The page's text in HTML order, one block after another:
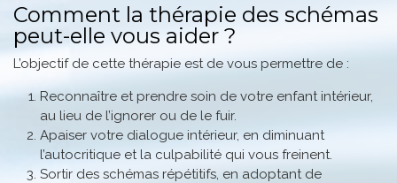
Comment la thérapie des schémas
peut-elle vous aider ?
L’objectif de cette thérapie est de vous permettre de :
Reconnaître et prendre soin de votre enfant intérieur,
au lieu de l’ignorer ou de le fuir.
Apaiser votre dialogue intérieur, en diminuant
l’autocritique et la culpabilité qui vous freinent.
Sortir des schémas répétitifs, en adoptant de